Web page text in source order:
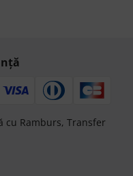
cu Ramburs, Transfer